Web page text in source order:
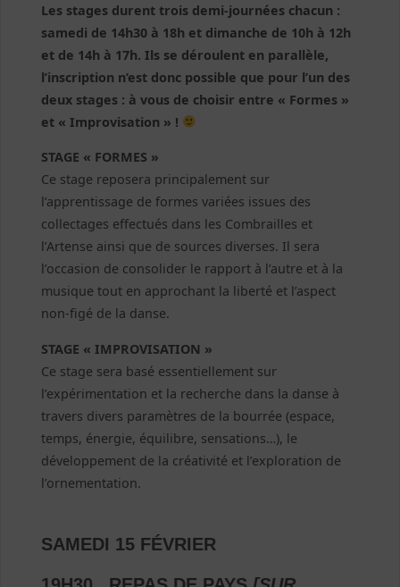
Les stages durent trois demi-journées chacun :
samedi de 14h30 à 18h et dimanche de 10h à 12h
et de 14h à 17h. Ils se déroulent en parallèle,
l’inscription n’est donc possible que pour l’un des
deux stages : à vous de choisir entre « Formes »
et « Improvisation » !
STAGE « FORMES »
Ce stage reposera principalement sur
l’apprentissage de formes variées issues des
collectages effectués dans les Combrailles et
l’Artense ainsi que de sources diverses. Il sera
l’occasion de consolider le rapport à l’autre et à la
musique tout en approchant la liberté et l’aspect
non-figé de la danse.
STAGE « IMPROVISATION »
Ce stage sera basé essentiellement sur
l’expérimentation et la recherche dans la danse à
travers divers paramètres de la bourrée (espace,
temps, énergie, équilibre, sensations…), le
développement de la créativité et l’exploration de
l’ornementation.
SAMEDI 15 FÉVRIER